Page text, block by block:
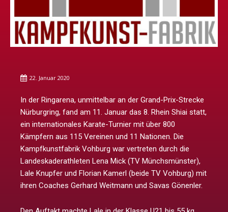
22. Januar 2020
In der Ringarena, unmittelbar an der Grand-Prix-Strecke
Nürburgring, fand am 11. Januar das 8. Rhein Shiai statt,
ein internationales Karate-Turnier mit über 800
Kämpfern aus 115 Vereinen und 11 Nationen. Die
Kampfkunstfabrik Vohburg war vertreten durch die
Landeskaderathleten Lena Mick (TV Münchsmünster),
Lale Knupfer und Florian Kamerl (beide TV Vohburg) mit
ihren Coaches Gerhard Weitmann und Savas Gönenler.